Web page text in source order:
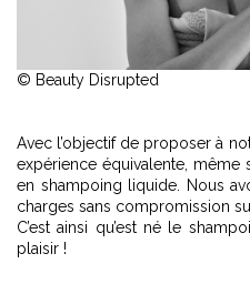
© Beauty Disrupted
Avec l’objectif de proposer à
expérience équivalente, même
en shampoing liquide. Nous
charges sans compromission
C’est ainsi qu’est né le
plaisir !